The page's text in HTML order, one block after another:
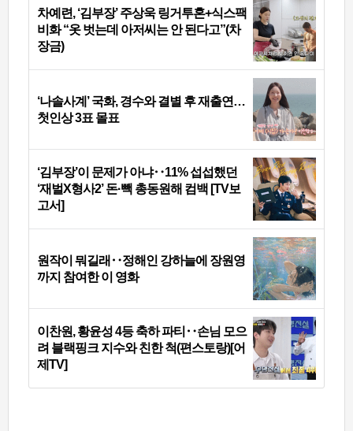
차예련, ‘김부장’ 주상욱 링거투혼+식스팩
비화 “옷 벗는데 아저씨는 안 된다고”(차
장금)
‘나솔사계’ 국화, 경수와 결별 후 재출연…
첫인상 3표 몰표
‘김부장’이 문제가 아냐‥11% 섭섭했던
‘재벌X형사2’ 돈·빽 총동원해 컴백 [TV보
고서]
원작이 뭐길래‥정해인 강하늘에 장원영
까지 참여한 이 영화
이찬원, 황윤성 4등 축하 파티‥손님 모으
려 블랙핑크 지수와 친한 척(편스토랑)[어
제TV]